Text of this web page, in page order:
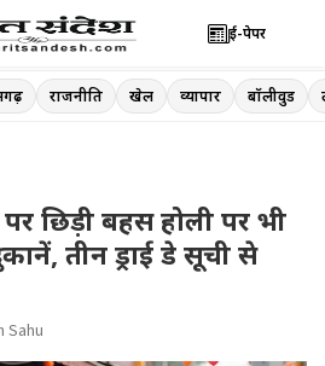
ई-पेपर
राजनीति खेल व्यापार बॉलीवुड
छिड़ी बहस होली पर भी
तीन ड्राई डे सूची से
Sahu